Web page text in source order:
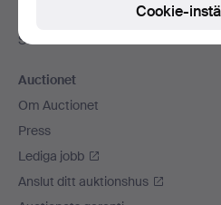
Sociala medier
Auctionet
Om Auctionet
Press
Lediga jobb
Anslut ditt auktionshus
Cookie-